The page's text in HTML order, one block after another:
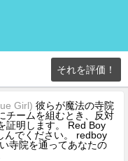
それを評価！
Girl) 彼らが魔法の寺院
チームを組むとき、反対
証明します。 Red Boy
んでください。 redboy
寺院を通ってあなたの